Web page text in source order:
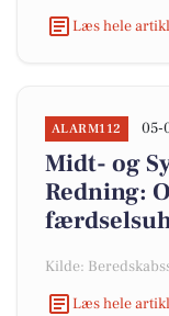
Læs hele
ALARM112 05-
Midt- og
Redning:
Kilde:
Læs hele